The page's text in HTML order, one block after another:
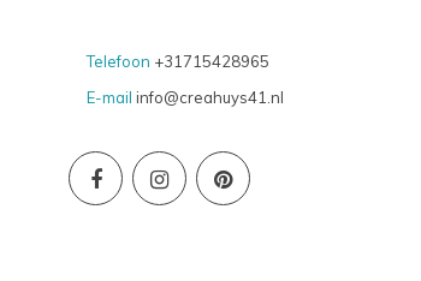
Telefoon +31715428965
E-mail info@creahuys41.nl